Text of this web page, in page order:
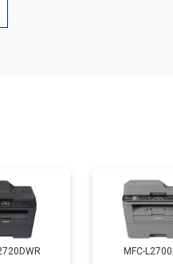
мин от 2800 ₽
MFC-